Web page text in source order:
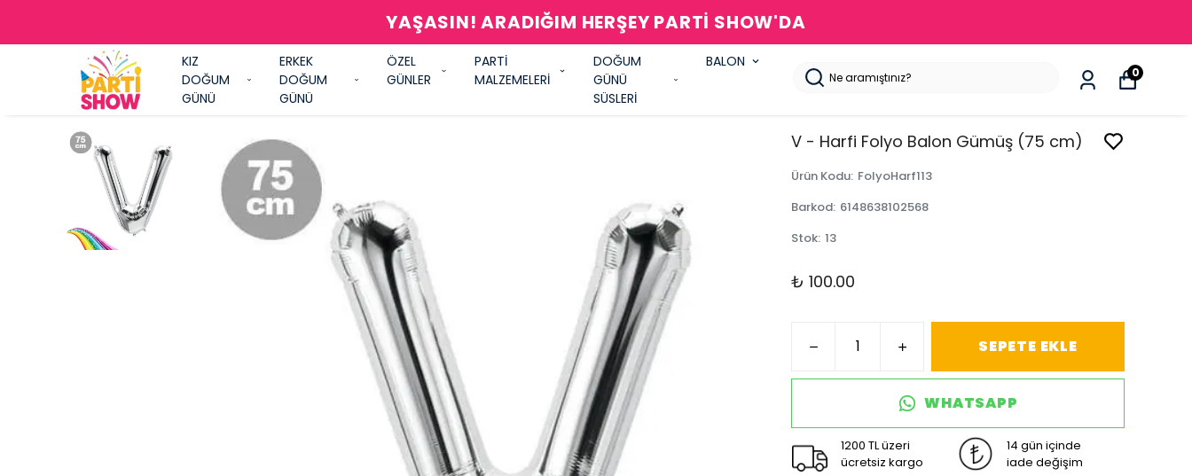
YAŞASIN! ARADIĞIM HERŞEY PARTİ SHOW'DA
KIZ
DOĞUM
GÜNÜ
ERKEK
DOĞUM
GÜNÜ
ÖZEL
GÜNLER
PARTİ
MALZEMELERİ
DOĞUM
GÜNÜ
SÜSLERİ
BALON
0
V - Harfi Folyo Balon Gümüş (75 cm)
Ürün Kodu: FolyoHarf113
Barkod: 6148638102568
Stok: 13
₺ 100.00
SEPETE EKLE
WHATSAPP
1200 TL üzeri
ücretsiz kargo
14 gün içinde
iade değişim